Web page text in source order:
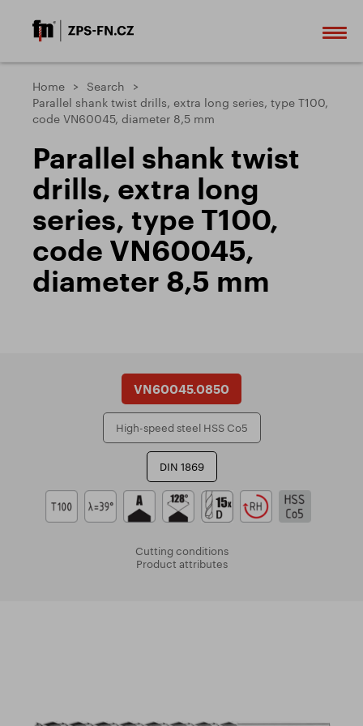
Home
Search
Parallel shank twist drills, extra long series, type T100,
code VN60045, diameter 8,5 mm
Parallel shank twist
drills, extra long
series, type T100,
code VN60045,
diameter 8,5 mm
VN60045.0850
High-speed steel HSS Co5
DIN 1869
Cutting conditions
Product attributes